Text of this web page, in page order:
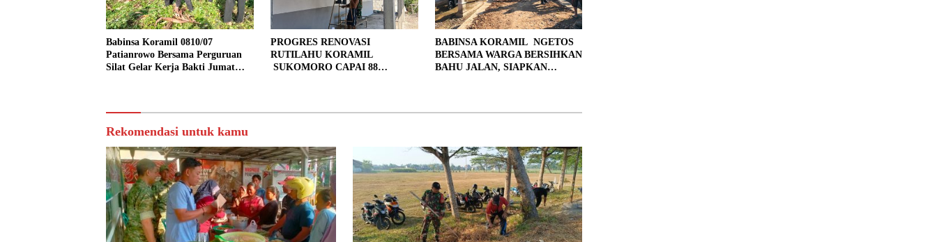
Babinsa Koramil 0810/07
Patianrowo Bersama Perguruan
Silat Gelar Kerja Bakti Jumat
PROGRES RENOVASI
RUTILAHU KORAMIL
SUKOMORO CAPAI 88
BABINSA KORAMIL NGETOS
BERSAMA WARGA BERSIHKAN
BAHU JALAN, SIAPKAN
Rekomendasi untuk kamu